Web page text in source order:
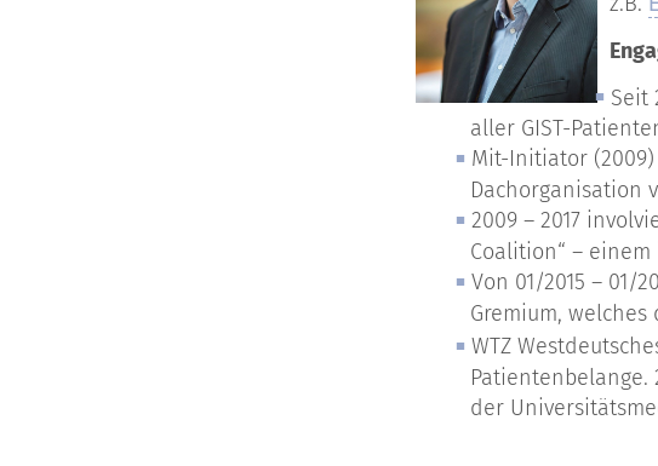
Seit
aller GIST-
Mit-Initiator (2009)
Dachorganisation
2009 – 2017
Coalition“ –
Von 01/2015 – 01/
Gremium,
WTZ
Patientenbelange.
der